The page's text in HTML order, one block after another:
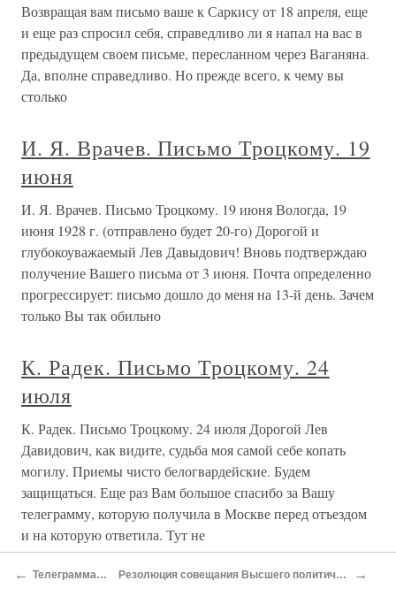
Возвращая вам письмо ваше к Саркису от 18 апреля, еще
и еще раз спросил себя, справедливо ли я напал на вас в
предыдущем своем письме, пересланном через Ваганяна.
Да, вполне справедливо. Но прежде всего, к чему вы
столько
И. Я. Врачев. Письмо Троцкому. 19
июня
И. Я. Врачев. Письмо Троцкому. 19 июня Вологда, 19
июня 1928 г. (отправлено будет 20-го) Дорогой и
глубокоуважаемый Лев Давыдович! Вновь подтверждаю
получение Вашего письма от 3 июня. Почта определенно
прогрессирует: письмо дошло до меня на 13-й день. Зачем
только Вы так обильно
К. Радек. Письмо Троцкому. 24
июля
К. Радек. Письмо Троцкому. 24 июля Дорогой Лев
Давидович, как видите, судьба моя самой себе копать
могилу. Приемы чисто белогвардейские. Будем
защищаться. Еще раз Вам большое спасибо за Вашу
телеграмму, которую получила в Москве перед отъездом
и на которую ответила. Тут не
Л. Сосновский. Письмо Троцкому.
← Телеграмма Троцкому. 25 марта Резолюция совещания Высшего политического состава Белорусского военного округа. [Весна] →